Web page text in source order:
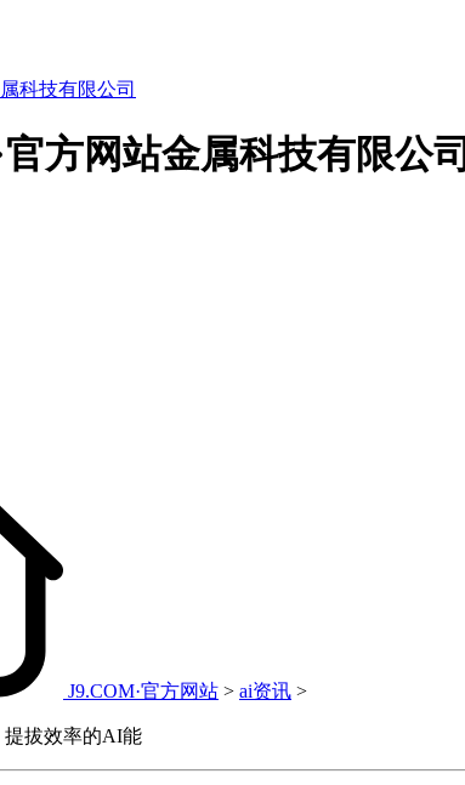
方网站金属科技有限公司
J9.COM·官方网站 > ai资讯 >
拔效率的AI能